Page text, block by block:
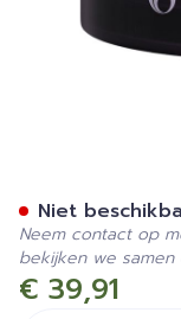
€ 39,91
Niet
Neem contact op
bekijken we